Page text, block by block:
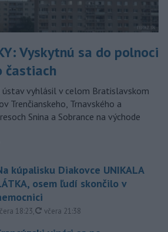
Vyskytnú sa do polnoci
častiach
ústav vyhlásil v celom Bratislavskom
Trenčianskeho, Trnavského a
Snina a Sobrance na východe
kúpalisku Diakovce UNIKALA
osem ľudí skončilo v
18:23, aktualizované
včera 21:38